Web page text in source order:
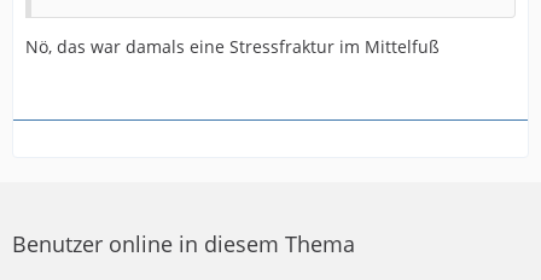
Nö, das war damals eine Stressfraktur im Mittelfuß
Benutzer online in diesem Thema